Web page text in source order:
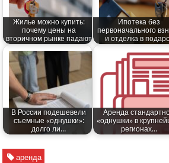
Жилье можно купить:
почему цены на
вторичном рынке падают
Ипотека без
первоначального
и отделка в
В России подешевели
съемные «однушки»:
долго ли…
Аренда
«однушки» в
регионах…
аренда